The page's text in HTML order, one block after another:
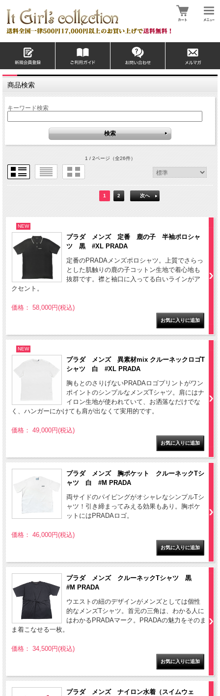
商品検索
キーワード検索
1 / 2ページ（全26件）
1 2 次へ
NEW
プラダ メンズ 定番 鹿の子 半袖ポロシャ
ツ 黒 #XL PRADA
定番のPRADAメンズポロシャツ。上質でさらっ
とした肌触りの鹿の子コットン生地で着心地も
抜群です。襟と袖口に入ってる白いラインがア
クセント。
価格： 58,000円(税込)
NEW
プラダ メンズ 異素材mix クルーネックロゴT
シャツ 白 #XL PRADA
胸もとのさりげないPRADAロゴプリントがワン
ポイントのシンプルなメンズTシャツ。肩にはナ
イロン生地が使われていて、お洒落なだけでな
く、ハンガーにかけても肩が出なくて実用的です。
価格： 49,000円(税込)
プラダ メンズ 胸ポケット クルーネックTシ
ャツ 白 #M PRADA
両サイドのパイピングがオシャレなシンプルTシ
ャツ！引き締まってみえる効果もあり。胸ポケ
ットにはPRADAロゴ。
価格： 46,000円(税込)
プラダ メンズ クルーネックTシャツ 黒
#M PRADA
ウエストの紐のデザインがメンズとしては個性
的なメンズTシャツ。首元の三角は、わかる人に
はわかるPRADAマーク。PRADAの魅力をそのま
ま着こなせる一枚。
価格： 34,500円(税込)
プラダ メンズ ナイロン水着（スイムウェ